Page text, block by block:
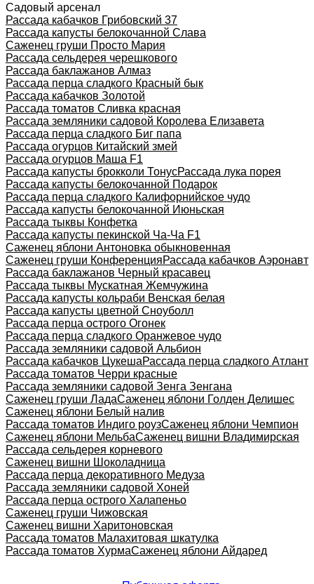
Садовый арсенал
Рассада кабачков Грибовский 37
Рассада капусты белокочанной Слава
Саженец груши Просто Мария
Рассада сельдерея черешкового
Рассада баклажанов Алмаз
Рассада перца сладкого Красный бык
Рассада кабачков Золотой
Рассада томатов Сливка красная
Рассада земляники садовой Королева Елизавета
Рассада перца сладкого Биг папа
Рассада огурцов Китайский змей
Рассада огурцов Маша F1
Рассада капусты брокколи ТонусРассада лука порея
Рассада капусты белокочанной Подарок
Рассада перца сладкого Калифорнийское чудо
Рассада капусты белокочанной Июньская
Рассада тыквы Конфетка
Рассада капусты пекинской Ча-Ча F1
Саженец яблони Антоновка обыкновенная
Саженец груши КонференцияРассада кабачков Аэронавт
Рассада баклажанов Черный красавец
Рассада тыквы Мускатная Жемчужина
Рассада капусты кольраби Венская белая
Рассада капусты цветной Сноуболл
Рассада перца острого Огонек
Рассада перца сладкого Оранжевое чудо
Рассада земляники садовой Альбион
Рассада кабачков ЦукешаРассада перца сладкого Атлант
Рассада томатов Черри красные
Рассада земляники садовой Зенга Зенгана
Саженец груши ЛадаСаженец яблони Голден Делишес
Саженец яблони Белый налив
Рассада томатов Индиго роузСаженец яблони Чемпион
Саженец яблони МельбаСаженец вишни Владимирская
Рассада сельдерея корневого
Саженец вишни Шоколадница
Рассада перца декоративного Медуза
Рассада земляники садовой Хоней
Рассада перца острого Халапеньо
Саженец груши Чижовская
Саженец вишни Харитоновская
Рассада томатов Малахитовая шкатулка
Рассада томатов ХурмаСаженец яблони Айдаред